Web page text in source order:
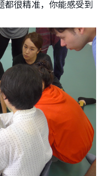
都很精准，你能感受到